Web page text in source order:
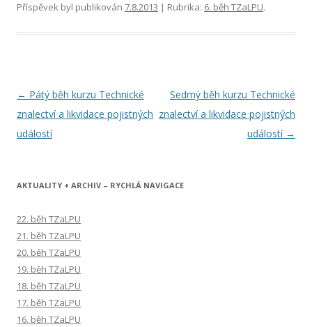
Příspěvek byl publikován 7.8.2013 | Rubrika: 6. běh TZaLPU.
Navigace
pro
příspěvky
← Pátý běh kurzu Technické
znalectví a likvidace pojistných
událostí
Sedmý běh kurzu Technické
znalectví a likvidace pojistných
událostí →
AKTUALITY + ARCHIV – RYCHLÁ NAVIGACE
22. běh TZaLPU
21. běh TZaLPU
20. běh TZaLPU
19. běh TZaLPU
18. běh TZaLPU
17. běh TZaLPU
16. běh TZaLPU